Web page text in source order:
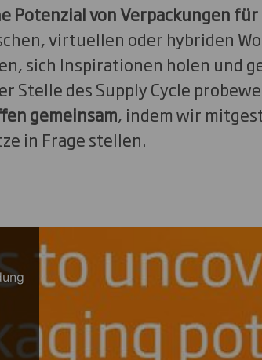
Potenzial von Verpackungen
virtuellen oder hybriden
sich Inspirationen holen und
Stelle des Supply Cycle
gemeinsam, indem wir
in Frage stellen.